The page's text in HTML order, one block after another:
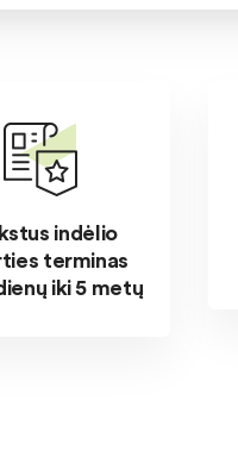
indėlio
terminas
iki 5 metų